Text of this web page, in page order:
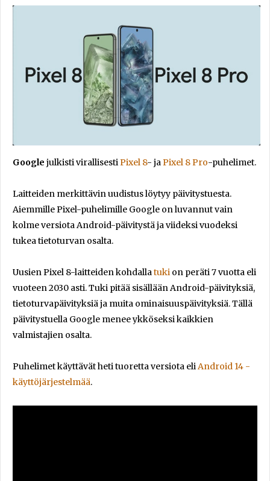
Google julkisti virallisesti Pixel 8- ja Pixel 8 Pro-puhelimet.
Laitteiden merkittävin uudistus löytyy päivitystuesta.
Aiemmille Pixel-puhelimille Google on luvannut vain
kolme versiota Android-päivitystä ja viideksi vuodeksi
tukea tietoturvan osalta.
Uusien Pixel 8-laitteiden kohdalla tuki on peräti 7 vuotta eli
vuoteen 2030 asti. Tuki pitää sisällään Android-päivityksiä,
tietoturvapäivityksiä ja muita ominaisuuspäivityksiä. Tällä
päivitystuella Google menee ykköseksi kaikkien
valmistajien osalta.
Puhelimet käyttävät heti tuoretta versiota eli Android 14 -
käyttöjärjestelmää.